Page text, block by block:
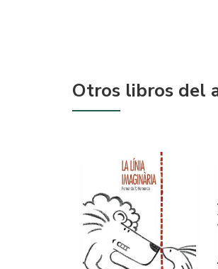
Otros libros del